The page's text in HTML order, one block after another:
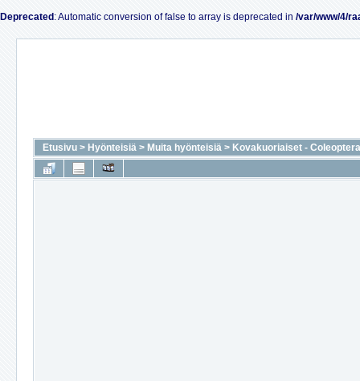
Deprecated : Automatic conversion of false to array is deprecated in /var/www/4/
Etusivu > Hyönteisiä > Muita hyönteisiä > Kovakuoriaiset - Coleoptera